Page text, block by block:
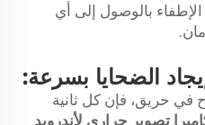
بالوصول إلى أي
الضحايا بسرعة:
في حريق، فإن كل ثانية
تصوير حراري لأندرويد